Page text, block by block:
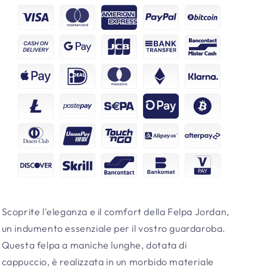
Scoprite l'eleganza e il comfort della Felpa Jordan,
un indumento essenziale per il vostro guardaroba.
Questa felpa a maniche lunghe, dotata di
cappuccio, è realizzata in un morbido materiale